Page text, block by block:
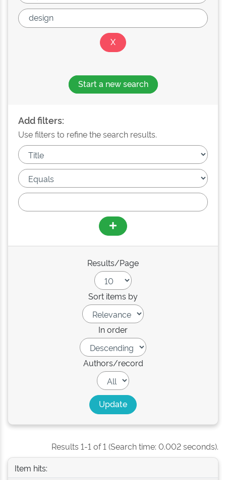
Start a new search
Add filters:
Use filters to refine the search results.
Results/Page
Sort items by
In order
Authors/record
Results 1-1 of 1 (Search time: 0.002 seconds).
Item hits: